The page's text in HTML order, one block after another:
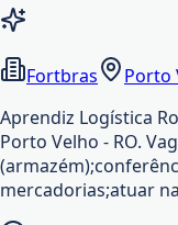
Fortbras
Porto
Aprendiz Logística
Porto Velho - RO.
mercadorias;atuar